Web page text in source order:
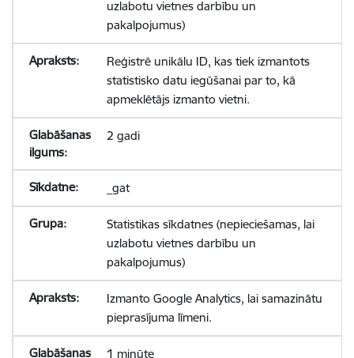
uzlabotu vietnes darbību un
pakalpojumus)
Reģistrē unikālu ID, kas tiek izmantots
statistisko datu iegūšanai par to, kā
apmeklētājs izmanto vietni.
2 gadi
_gat
Statistikas sīkdatnes (nepieciešamas, lai
uzlabotu vietnes darbību un
pakalpojumus)
Izmanto Google Analytics, lai samazinātu
pieprasījuma līmeni.
1 minūte